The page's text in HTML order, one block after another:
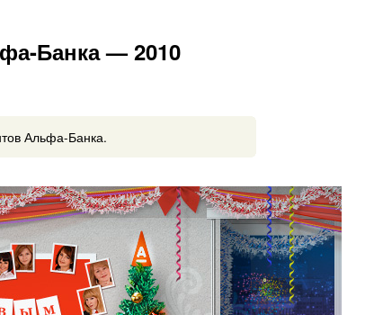
Банка — 2010
Альфа-Банка.